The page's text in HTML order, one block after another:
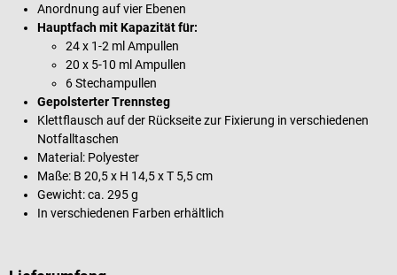
Anordnung auf vier Ebenen
Hauptfach mit Kapazität für:
24 x 1-2 ml Ampullen
20 x 5-10 ml Ampullen
6 Stechampullen
Gepolsterter Trennsteg
Klettflausch auf der Rückseite zur Fixierung in verschiedenen
Notfalltaschen
Material: Polyester
Maße: B 20,5 x H 14,5 x T 5,5 cm
Gewicht: ca. 295 g
In verschiedenen Farben erhältlich